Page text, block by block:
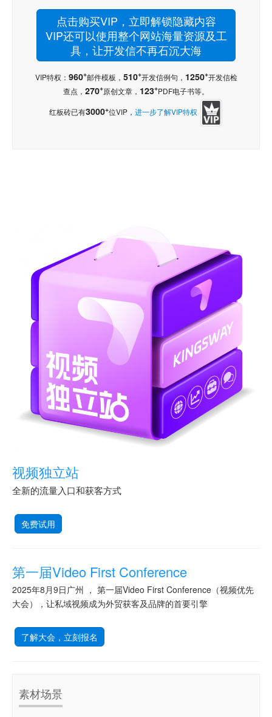
点击购买VIP，立即解锁隐藏内容
VIP还可以使用整个网站海量资源及工
具，让开发信不再石沉大海
VIP特权： 960+邮件模板， 510+开发信例句， 1250+开发信检
查点， 270+原创文章， 123+PDF电子书等。
红板砖已有3000+位VIP， 进一步了解VIP特权
视频独立站
全新的流量入口和获客方式
免费试用
第一届Video First Conference
2025年8月9日广州 ， 第一届Video First Conference（视频优先
大会），让私域视频成为外贸获客及品牌的首要引擎
了解大会，立刻报名
素材场景